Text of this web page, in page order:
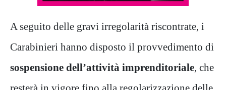
A seguito delle gravi irregolarità riscontrate, i
Carabinieri hanno disposto il provvedimento di
sospensione dell’attività imprenditoriale, che